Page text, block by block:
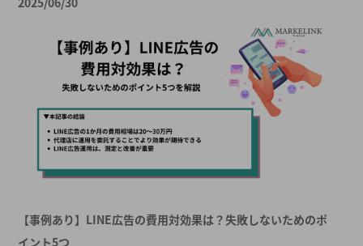
【事例あり】LINE広告の費用対効果は？失敗しないためのポ
イント5つ